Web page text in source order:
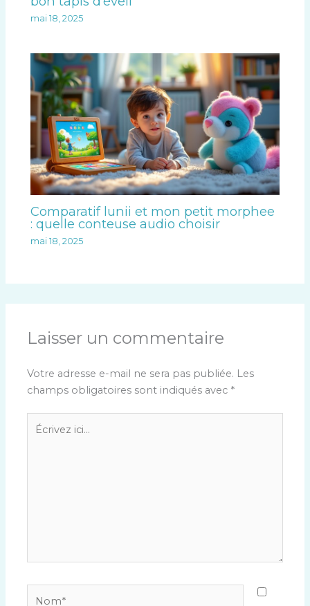
mai 18, 2025
Comparatif lunii et mon petit morphee
: quelle conteuse audio choisir
mai 18, 2025
Laisser un commentaire
Votre adresse e-mail ne sera pas publiée. Les
champs obligatoires sont indiqués avec *
Écrivez